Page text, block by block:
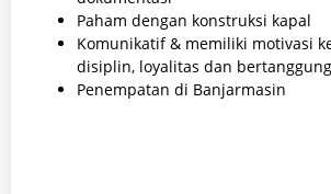
Paham dengan konstruksi kapal
Komunikatif & memiliki motivasi
disiplin, loyalitas dan
Penempatan di Banjarmasin